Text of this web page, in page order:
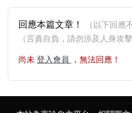
回應本篇文章！
（以下回應
（言責自負，請勿涉及人身攻
尚未 登入會員 ，無法回應！